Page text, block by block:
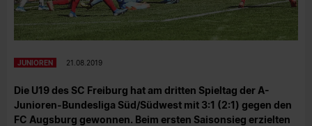
JUNIOREN 21.08.2019
Die U19 des SC Freiburg hat am dritten Spieltag der A-
Junioren-Bundesliga Süd/Südwest mit 3:1 (2:1) gegen den
FC Augsburg gewonnen. Beim ersten Saisonsieg erzielten